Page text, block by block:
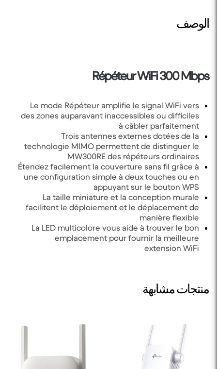
الوصف
Répéteur WiFi 300 Mbps
Le mode Répéteur amplifie le signal WiFi vers
des zones auparavant inaccessibles ou difficiles
à câbler parfaitement
Trois antennes externes dotées de la
technologie MIMO permettent de distinguer le
MW300RE des répéteurs ordinaires
Étendez facilement la couverture sans fil grâce à
une configuration simple à deux touches ou en
appuyant sur le bouton WPS
La taille miniature et la conception murale
facilitent le déploiement et le déplacement de
manière flexible
La LED multicolore vous aide à trouver le bon
emplacement pour fournir la meilleure
extension WiFi
منتجات مشابهة